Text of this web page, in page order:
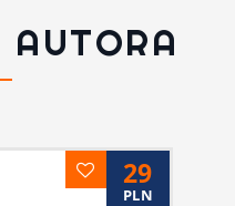
AUTORA
29
PLN